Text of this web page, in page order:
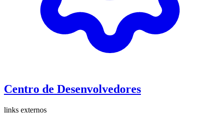
Centro de Desenvolvedores
links externos